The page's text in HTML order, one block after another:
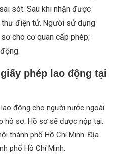
sót. Sau khi nhận được
thư điện tử. Người sử dụng
cho cơ quan cấp phép;
phép lao động tại
động cho người nước ngoài
hồ sơ. Hồ sơ sẽ được nộp tại:
thành phố Hồ Chí Minh. Địa
phố Hồ Chí Minh.